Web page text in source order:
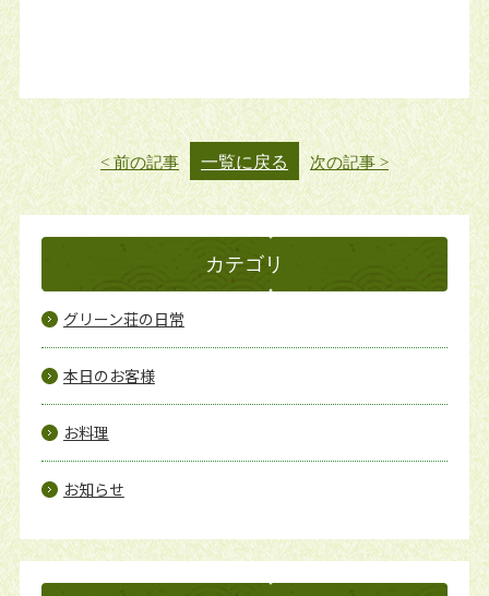
< 前の記事 一覧に戻る 次の記事 >
カテゴリ
グリーン荘の日常
本日のお客様
お料理
お知らせ